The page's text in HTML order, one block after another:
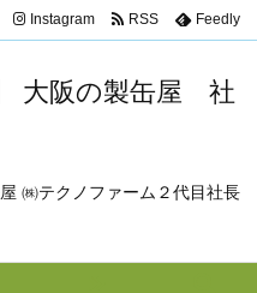
大阪の製缶屋 社
㈱テクノファーム２代目社長
Instagram RSS Feedly